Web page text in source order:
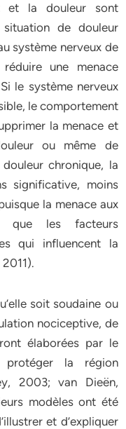
et la douleur sont
de douleur
système nerveux de
une menace
le système nerveux
le comportement
la menace et
ou même de
chronique, la
significative, moins
la menace aux
que les facteurs
qui influencent la
soit soudaine ou
nociceptive, de
élaborées par le
la région
2003; van Dieën,
modèles ont été
et d’expliquer